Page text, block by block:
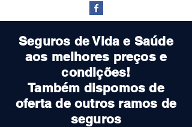
Seguros de Vida e Saúde
aos melhores preços e
condições!
Também dispomos de
oferta de outros ramos de
seguros